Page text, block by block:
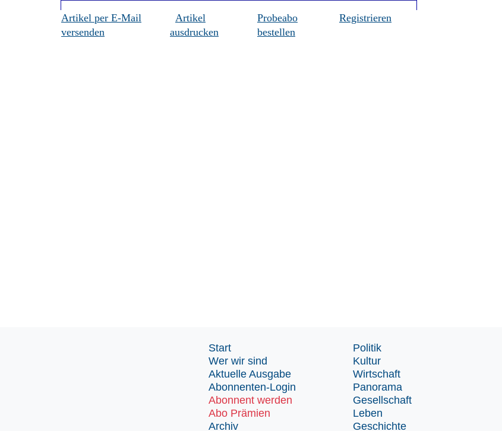
Artikel per E-Mail
versenden
Artikel
ausdrucken
Probeabo
bestellen
Registrieren
Start
Wer wir sind
Aktuelle Ausgabe
Abonnenten-Login
Abonnent werden
Abo Prämien
Archiv
Politik
Kultur
Wirtschaft
Panorama
Gesellschaft
Leben
Geschichte